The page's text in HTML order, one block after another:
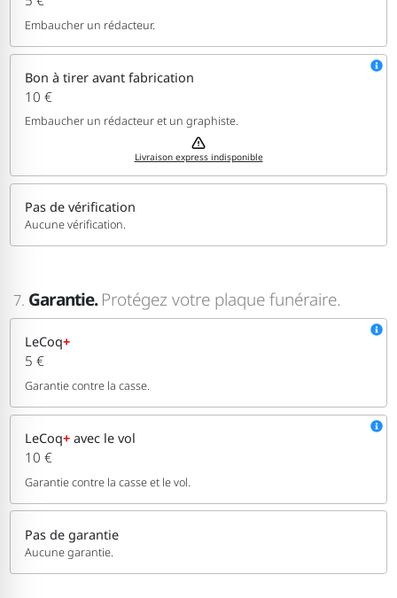
Embaucher un rédacteur.
Bon à tirer avant fabrication
10 €
Embaucher un rédacteur et un graphiste.
Livraison express indisponible
Pas de vérification
Aucune vérification.
7. Garantie. Protégez votre plaque funéraire.
LeCoq+
5 €
Garantie contre la casse.
LeCoq+avec le vol
10 €
Garantie contre la casse et le vol.
Pas de garantie
Aucune garantie.